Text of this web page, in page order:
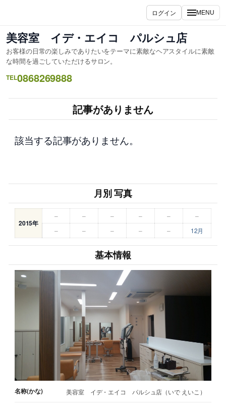
を
ス
キ
ッ
プ
ログイン MENU
美容室 イデ・エイコ パルシュ店
お客様の日常の楽しみでありたいをテーマに素敵なヘアスタイルに素敵
な時間を過ごしていただけるサロン。
TEL0868269888
記事がありません
該当する記事がありません。
月別 写真
2015年
– – – – –
–
–
– – – – 12月
基本情報
名称(かな) 美容室 イデ・エイコ パルシュ店（いで えいこ）